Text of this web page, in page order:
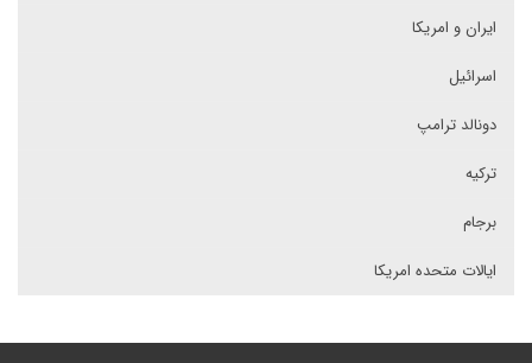
ایران و امریکا
اسرائیل
دونالد ترامپ
ترکیه
برجام
ایالات متحده امریکا